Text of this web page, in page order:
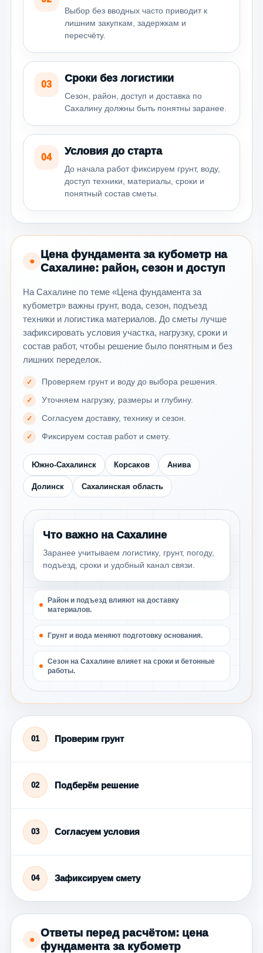
Выбор без вводных часто приводит к
лишним закупкам, задержкам и
пересчёту.
03
Сроки без логистики
Сезон, район, доступ и доставка по
Сахалину должны быть понятны заранее.
04
Условия до старта
До начала работ фиксируем грунт, воду,
доступ техники, материалы, сроки и
понятный состав сметы.
●
Цена фундамента за кубометр на
Сахалине: район, сезон и доступ
На Сахалине по теме «Цена фундамента за
кубометр» важны грунт, вода, сезон, подъезд
техники и логистика материалов. До сметы лучше
зафиксировать условия участка, нагрузку, сроки и
состав работ, чтобы решение было понятным и без
лишних переделок.
Проверяем грунт и воду до выбора решения.
Уточняем нагрузку, размеры и глубину.
Согласуем доставку, технику и сезон.
Фиксируем состав работ и смету.
Южно-Сахалинск Корсаков Анива
Долинск Сахалинская область
Что важно на Сахалине
Заранее учитываем логистику, грунт, погоду,
подъезд, сроки и удобный канал связи.
Район и подъезд влияют на доставку
материалов.
Грунт и вода меняют подготовку основания.
Сезон на Сахалине влияет на сроки и бетонные
работы.
01 Проверим грунт
02 Подберём решение
03 Согласуем условия
04 Зафиксируем смету
●
Ответы перед расчётом: цена
фундамента за кубометр